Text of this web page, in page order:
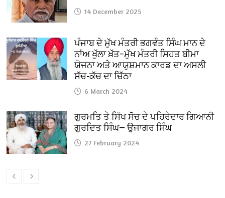
14 December 2025
ਪੰਜਾਬ ਦੇ ਮੁੱਖ ਮੰਤਰੀ ਭਗਵੰਤ ਸਿੰਘ ਮਾਨ ਦੇ
ਨਾਂਅ ਖੁੱਲਾ ਖ਼ੱਤ–ਮੁੱਖ ਮੰਤਰੀ ਸਿਹਤ ਬੀਮਾ
ਯੋਜਨਾ ਅਤੇ ਆਯੁਸ਼ਮਾਨ ਕਾਰਡ ਦਾ ਅਸਲੀ
ਸੱਚ-ਕੱਚ ਦਾ ਚਿੱਠਾ
6 March 2024
ਗੁਰਮਤਿ ਤੇ ਸਿੱਖ ਸੋਚ ਦੇ ਪਹਿਰੇਦਾਰ ਗਿਆਨੀ
ਗੁਰਦਿਤ ਸਿੰਘ— ਉਜਾਗਰ ਸਿੰਘ
27 February 2024